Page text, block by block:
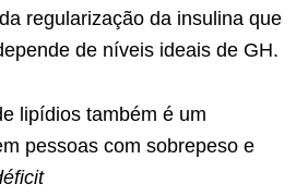
regularização da insulina que
de níveis ideais de GH.
lipídios também é um
pessoas com sobrepeso e